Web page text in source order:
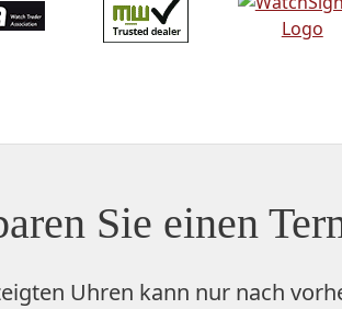
Sie einen
Uhren kann nur nach